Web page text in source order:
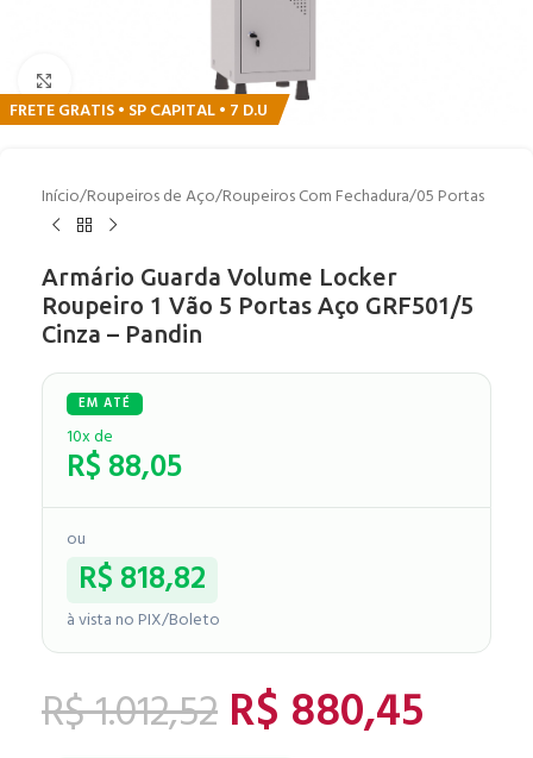
FRETE GRATIS • SP CAPITAL • 7 D.U
Início/Roupeiros de Aço/Roupeiros Com Fechadura/05 Portas
Armário Guarda Volume Locker
Roupeiro 1 Vão 5 Portas Aço GRF501/5
Cinza – Pandin
10x de
R$88,05
ou
R$818,82
à vista no PIX/Boleto
R$1.012,52 R$ 880,45